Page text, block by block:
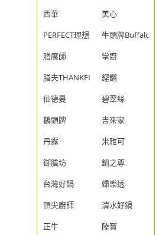
西華
美心
PERFECT理想
牛頭牌Buffalo
膳魔師
掌廚
膳夫THANKFUL
鏗鏘
仙德曼
碧翠絲
鵝頭牌
吉來家
丹露
米雅可
御膳坊
鍋之尊
台灣好鍋
婦樂透
頂尖廚師
清水好鍋
正牛
陸寶